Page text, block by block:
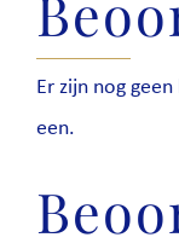
Er zijn nog
een.